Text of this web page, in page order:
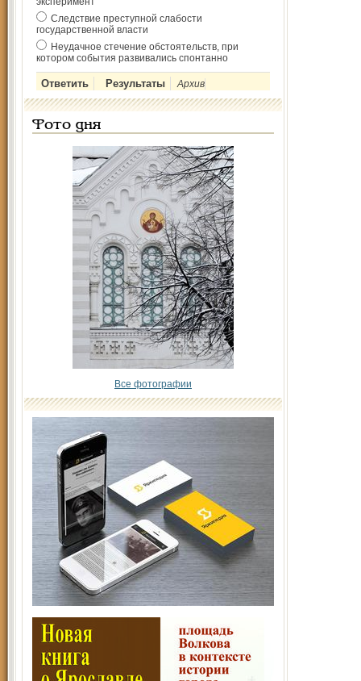
Следствие преступной слабости
государственной власти
Неудачное стечение обстоятельств, при
котором события развивались спонтанно
Архив
Фото дня
Все фотографии